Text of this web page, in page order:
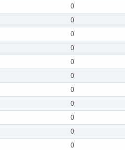
0
0
0
0
0
0
0
0
0
0
0